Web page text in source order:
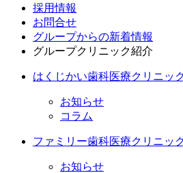
採用情報
お問合せ
グループからの新着情報
グループクリニック紹介
はくじかい歯科医療クリニッ
お知らせ
コラム
ファミリー歯科医療クリニッ
お知らせ